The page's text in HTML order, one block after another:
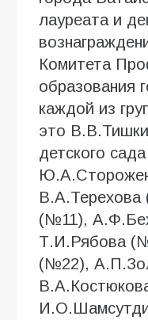
лауреата и
Комитета
образования
каждой из
это
детского
(№11),
Т.И.Рябова
(№22),